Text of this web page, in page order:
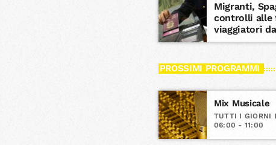
Migranti,
controlli alle
viaggiatori
PROSSIMI PROGRAMMI
Mix Musicale
TUTTI I GIORNI
06:00 - 11:00